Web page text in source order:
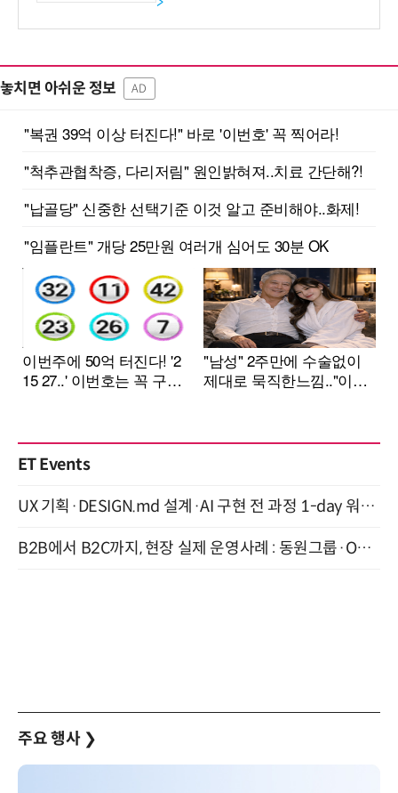
놓치면 아쉬운 정보 AD
ET Events
UX 기획·DESIGN.md 설계·AI 구현 전 과정 1-day 워크숍 with Claude Code·Codex 9월 15일 개최
B2B에서 B2C까지, 현장 실제 운영사례 : 동원그룹·OCI·다이닝브랜즈그룹·당근 (8/27)
주요 행사 ❯